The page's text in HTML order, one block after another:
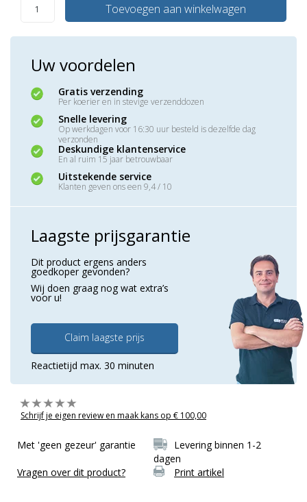
Toevoegen aan winkelwagen
Uw voordelen
Gratis verzending
Per koerier en in stevige verzenddozen
Snelle levering
Op werkdagen voor 16:30 uur besteld is dezelfde dag
verzonden
Deskundige klantenservice
En al ruim 15 jaar betrouwbaar
Uitstekende service
Klanten geven ons een 9,4 / 10
Laagste prijsgarantie
Dit product ergens anders
goedkoper gevonden?
Wij doen graag nog wat extra’s
voor u!
Claim laagste prijs
Reactietijd max. 30 minuten
Schrijf je eigen review en maak kans op € 100,00
Met 'geen gezeur' garantie
Levering binnen 1-2
dagen
Vragen over dit product?
Print artikel